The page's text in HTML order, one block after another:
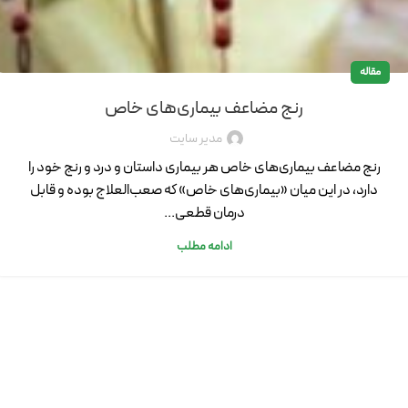
مقاله
رنج مضاعف بیماری‌های خاص
مدیر سایت
رنج مضاعف بیماری‌های خاص هر بیماری داستان و درد و رنج خود را
دارد، در این میان «بیماری‌های خاص» که صعب‌العلاج بوده و قابل
درمان قطعی...
ادامه مطلب